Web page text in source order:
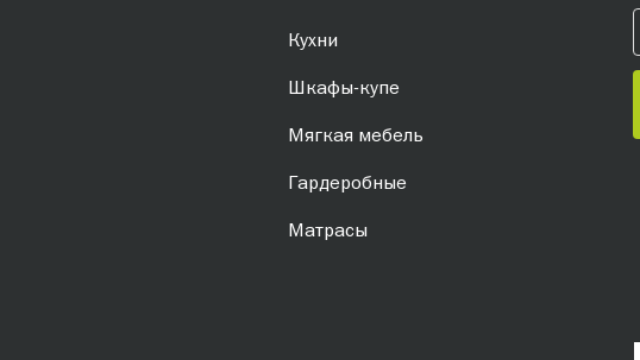
Кухни
Шкафы-купе
Мягкая мебель
Гардеробные
Матрасы